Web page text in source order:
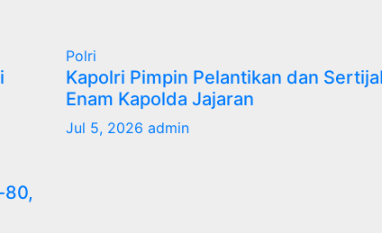
Polri
Kapolri Pimpin Pelantikan dan
Enam Kapolda Jajaran
Jul 5, 2026 admin
80,